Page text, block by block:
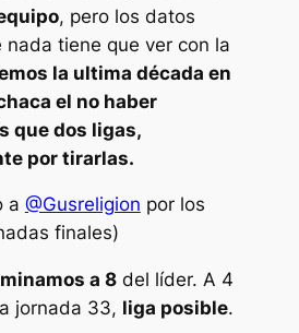
, pero los datos
tiene que ver con la
la ultima década en
el no haber
que dos ligas,
por tirarlas.
a @Gusreligion por los
finales)
a 8del líder. A 4
jornada 33, liga posible.